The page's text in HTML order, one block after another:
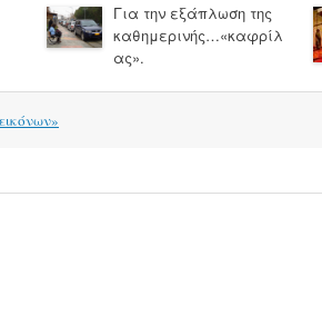
Για την εξάπλωση της
καθημερινής…«καφρίλ
ας».